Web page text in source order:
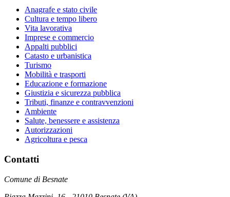
Anagrafe e stato civile
Cultura e tempo libero
Vita lavorativa
Imprese e commercio
Appalti pubblici
Catasto e urbanistica
Turismo
Mobilità e trasporti
Educazione e formazione
Giustizia e sicurezza pubblica
Tributi, finanze e contravvenzioni
Ambiente
Salute, benessere e assistenza
Autorizzazioni
Agricoltura e pesca
Contatti
Comune di Besnate